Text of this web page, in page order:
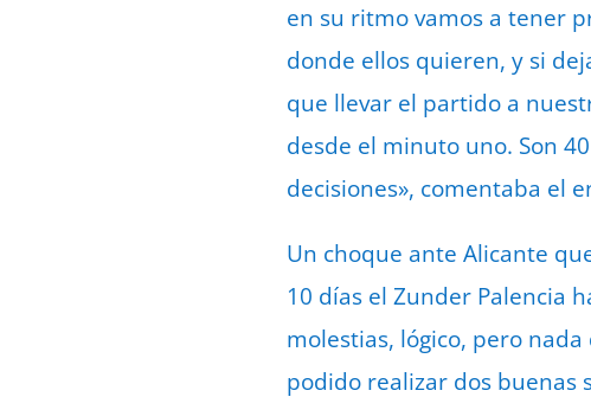
en su ritmo vamos a tener
donde ellos quieren, y si
que llevar el partido a
desde el minuto uno. Son
decisiones», comentaba el
Un choque ante Alicante
10 días el Zunder Palencia
molestias, lógico, pero
podido realizar dos buenas